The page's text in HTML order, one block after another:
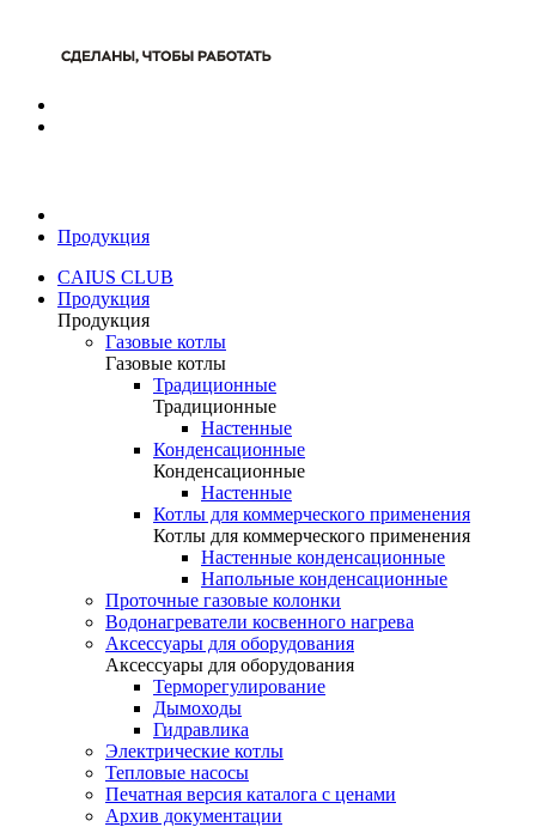
Продукция
CAIUS CLUB
Продукция
Продукция
Газовые котлы
Газовые котлы
Традиционные
Традиционные
Настенные
Конденсационные
Конденсационные
Настенные
Котлы для коммерческого применения
Котлы для коммерческого применения
Настенные конденсационные
Напольные конденсационные
Проточные газовые колонки
Водонагреватели косвенного нагрева
Аксессуары для оборудования
Аксессуары для оборудования
Терморегулирование
Дымоходы
Гидравлика
Электрические котлы
Тепловые насосы
Печатная версия каталога с ценами
Архив документации